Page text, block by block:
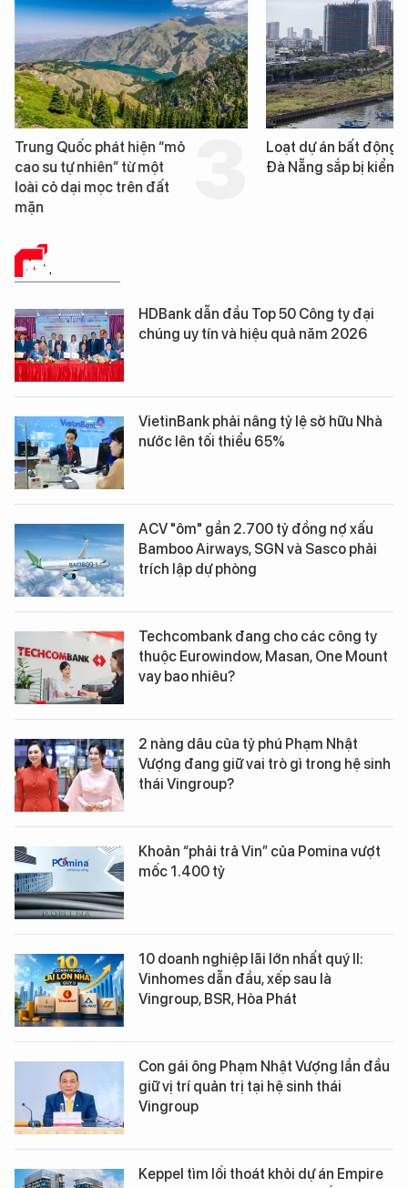
Trung Quốc phát hiện “mỏ
cao su tự nhiên” từ một
loài cỏ dại mọc trên đất
mặn
Loạt dự án bất động
Đà Nẵng sắp bị kiểm
KINH TẾ SỐ
HDBank dẫn đầu Top 50 Công ty đại
chúng uy tín và hiệu quả năm 2026
VietinBank phải nâng tỷ lệ sở hữu Nhà
nước lên tối thiểu 65%
ACV "ôm" gần 2.700 tỷ đồng nợ xấu
Bamboo Airways, SGN và Sasco phải
trích lập dự phòng
Techcombank đang cho các công ty
thuộc Eurowindow, Masan, One Mount
vay bao nhiêu?
2 nàng dâu của tỷ phú Phạm Nhật
Vượng đang giữ vai trò gì trong hệ sinh
thái Vingroup?
Khoản “phải trả Vin” của Pomina vượt
mốc 1.400 tỷ
10 doanh nghiệp lãi lớn nhất quý II:
Vinhomes dẫn đầu, xếp sau là
Vingroup, BSR, Hòa Phát
Con gái ông Phạm Nhật Vượng lần đầu
giữ vị trí quản trị tại hệ sinh thái
Vingroup
Keppel tìm lối thoát khỏi dự án Empire